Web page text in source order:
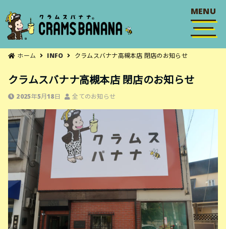
MENU
ホーム INFO クラムスバナナ高槻本店 閉店のお知らせ
クラムスバナナ高槻本店 閉店のお知らせ
2025年5月18日 全てのお知らせ